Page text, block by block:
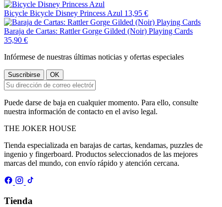
Bicycle Bicycle Disney Princess Azul 13,95 €
Baraja de Cartas: Rattler Gorge Gilded (Noir) Playing Cards
35,90 €
Infórmese de nuestras últimas noticias y ofertas especiales
Puede darse de baja en cualquier momento. Para ello, consulte
nuestra información de contacto en el aviso legal.
THE JOKER HOUSE
Tienda especializada en barajas de cartas, kendamas, puzzles de
ingenio y fingerboard. Productos seleccionados de las mejores
marcas del mundo, con envío rápido y atención cercana.
Tienda